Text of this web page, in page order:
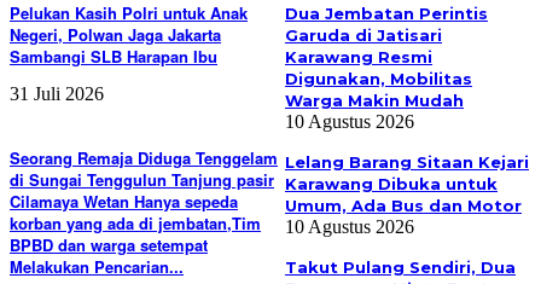
Pelukan Kasih Polri untuk Anak
Negeri, Polwan Jaga Jakarta
Sambangi SLB Harapan Ibu
31 Juli 2026
Seorang Remaja Diduga Tenggelam
di Sungai Tenggulun Tanjung pasir
Cilamaya Wetan Hanya sepeda
korban yang ada di jembatan,Tim
BPBD dan warga setempat
Melakukan Pencarian...
Dua Jembatan Perintis
Garuda di Jatisari
Karawang Resmi
Digunakan, Mobilitas
Warga Makin Mudah
10 Agustus 2026
Lelang Barang Sitaan Kejari
Karawang Dibuka untuk
Umum, Ada Bus dan Motor
10 Agustus 2026
Takut Pulang Sendiri, Dua